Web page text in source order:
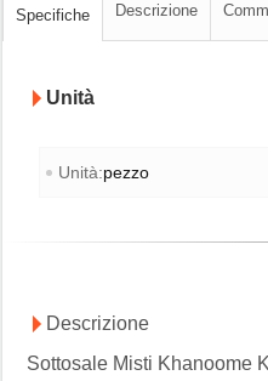
Specifiche Descrizione
Unità
Unità:pezzo
Descrizione
Sottosale Misti Khanoome